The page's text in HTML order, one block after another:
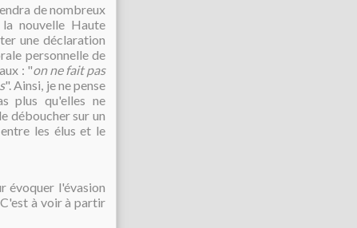
de nombreux
nouvelle Haute
une déclaration
personnelle de
: "on ne fait pas
". Ainsi, je ne pense
plus qu'elles ne
déboucher sur un
les élus et le
évoquer l'évasion
à voir à partir